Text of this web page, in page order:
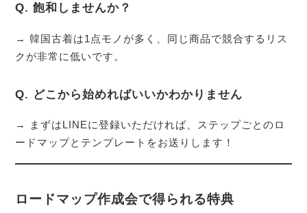
Q. 飽和しませんか？
→ 韓国古着は1点モノが多く、同じ商品で競合するリス
クが非常に低いです。
Q. どこから始めればいいかわかりません
→ まずはLINEに登録いただければ、ステップごとのロ
ードマップとテンプレートをお送りします！
ロードマップ作成会で得られる特典